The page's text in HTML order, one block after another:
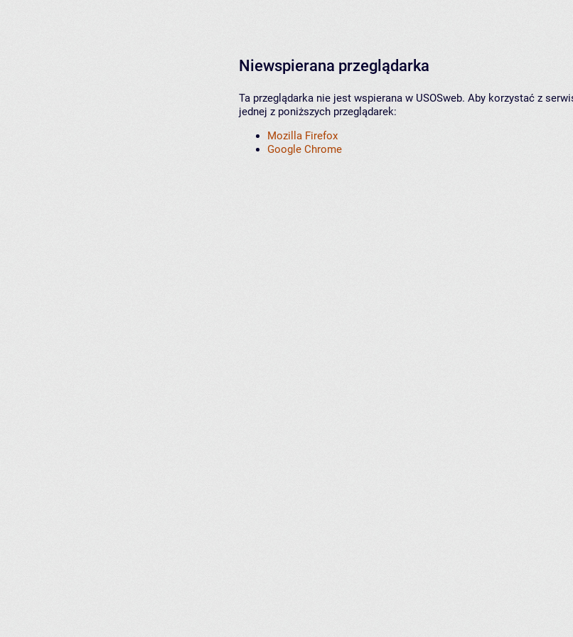
Niewspierana przeglądarka
Ta przeglądarka nie jest wspierana w USOSweb. Aby korzystać z
jednej z poniższych przeglądarek:
Mozilla Firefox
Google Chrome